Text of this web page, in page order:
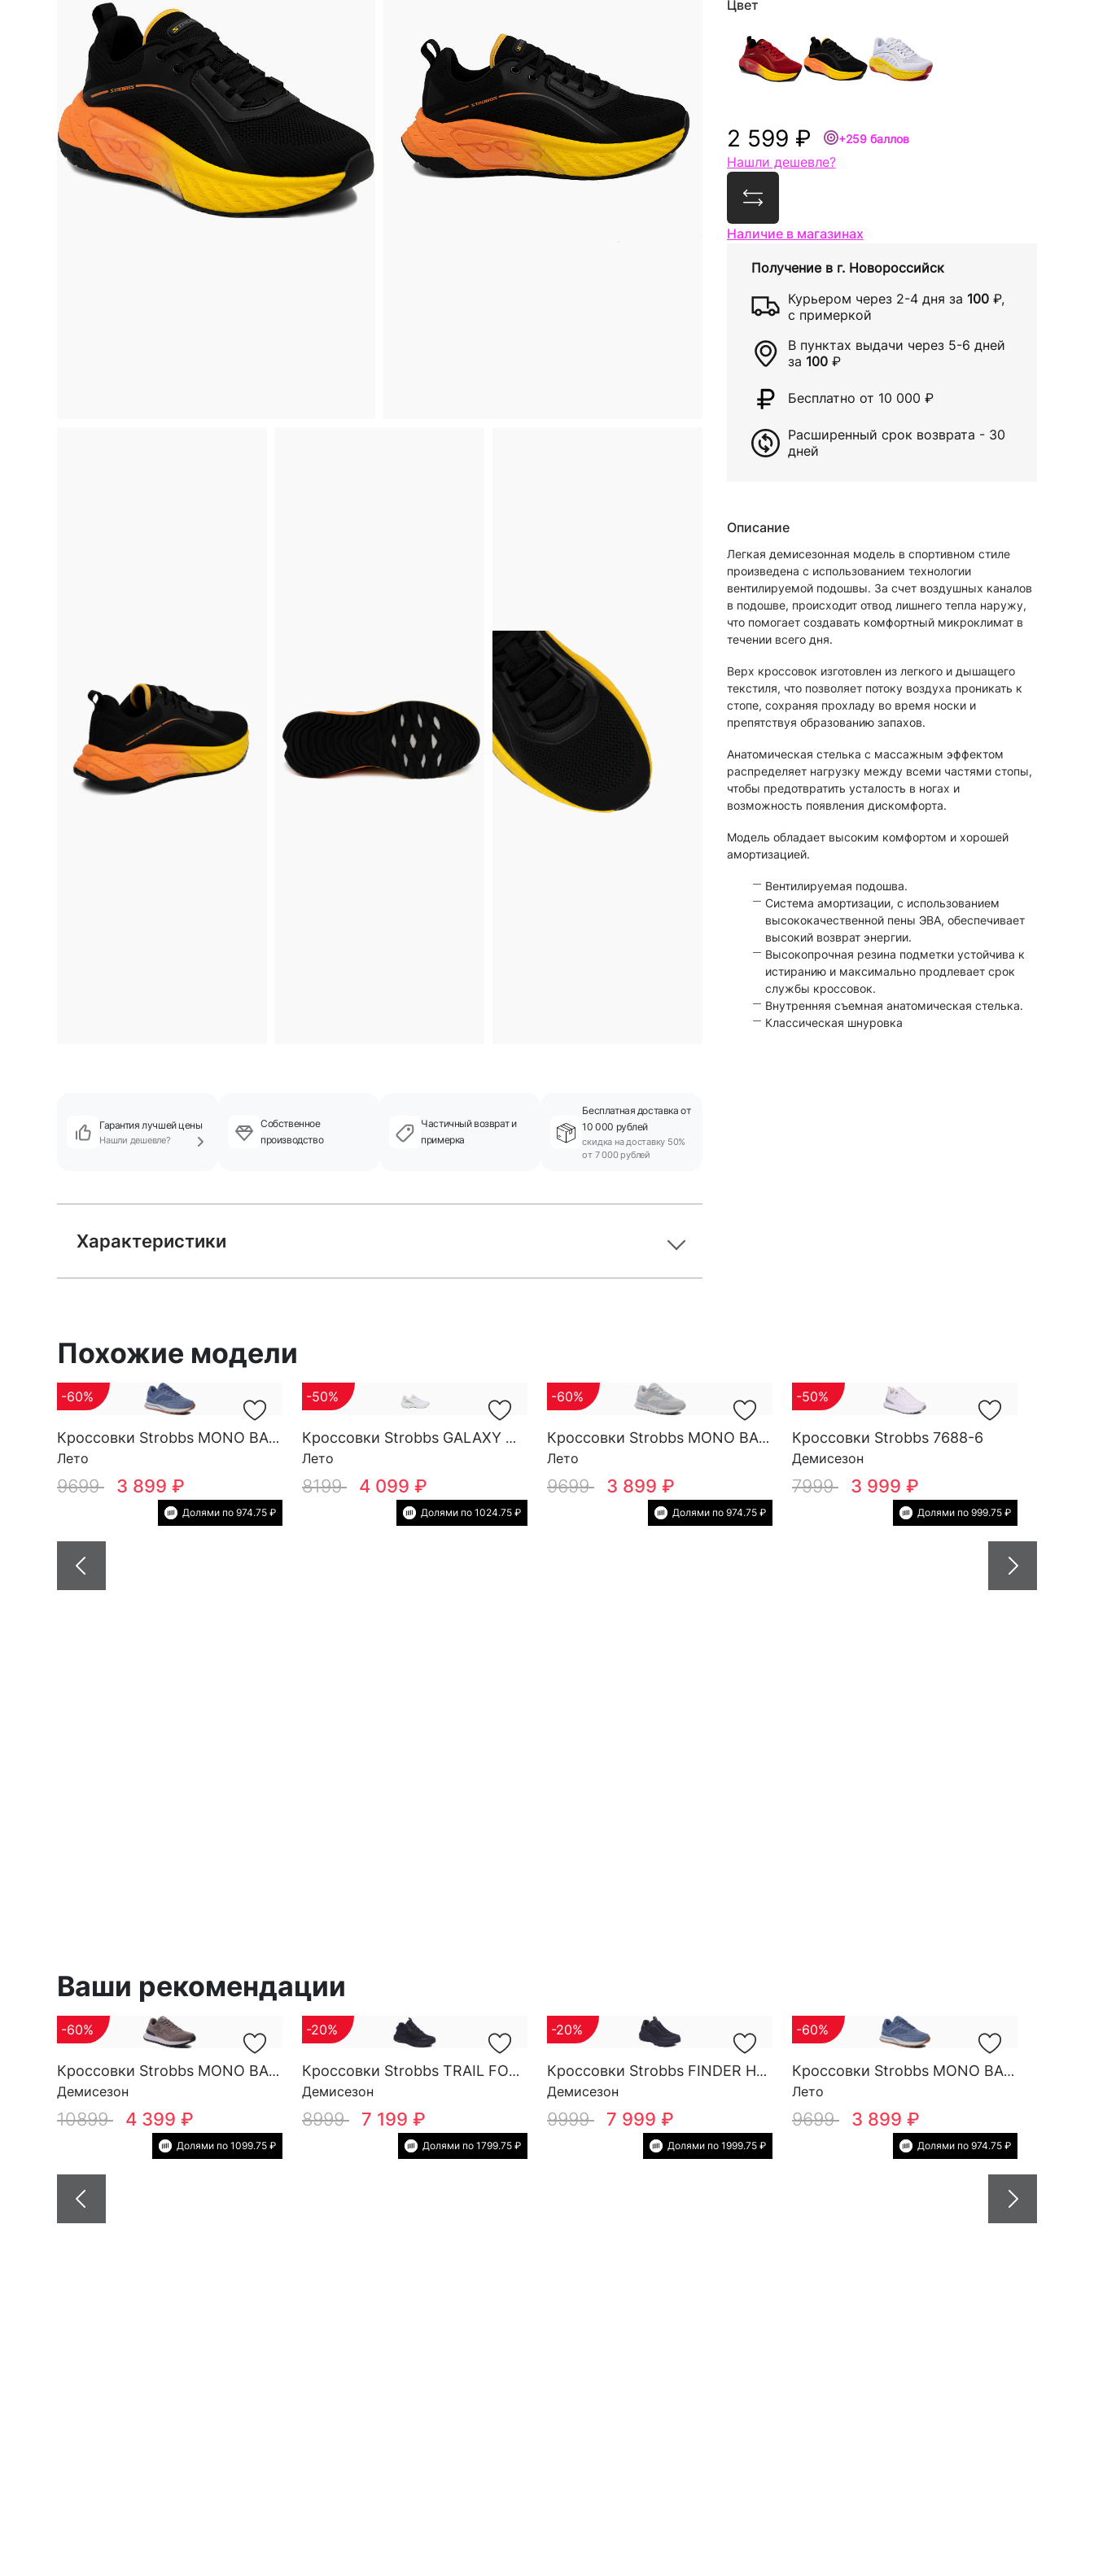
Цвет
2 599 ₽ +259 баллов
Нашли дешевле?
Сравнить
Наличие в магазинах
Получение в г. Новороссийск
Курьером через 2-4 дня за 100 ₽,
с примеркой
В пунктах выдачи через 5-6 дней
за 100 ₽
Бесплатно от 10 000 ₽
Расширенный срок возврата - 30
дней
Описание
Легкая демисезонная модель в спортивном стиле
произведена с использованием технологии
вентилируемой подошвы. За счет воздушных каналов
в подошве, происходит отвод лишнего тепла наружу,
что помогает создавать комфортный микроклимат в
течении всего дня.
Верх кроссовок изготовлен из легкого и дышащего
текстиля, что позволяет потоку воздуха проникать к
стопе, сохраняя прохладу во время носки и
препятствуя образованию запахов.
Анатомическая стелька с массажным эффектом
распределяет нагрузку между всеми частями стопы,
чтобы предотвратить усталость в ногах и
возможность появления дискомфорта.
Модель обладает высоким комфортом и хорошей
амортизацией.
Вентилируемая подошва.
Система амортизации, с использованием
высококачественной пены ЭВА, обеспечивает
высокий возврат энергии.
Высокопрочная резина подметки устойчива к
истиранию и максимально продлевает срок
службы кроссовок.
Внутренняя съемная анатомическая стелька.
Классическая шнуровка
Гарантия лучшей цены
Нашли дешевле?
Собственное
производство
Частичный возврат и
примерка
Бесплатная доставка от
10 000 рублей
скидка на доставку 50%
от 7 000 рублей
Характеристики
Похожие модели
Кроссовки Strobbs MONO BASE W 7552-5
Лето
-60%
9699 3 899 ₽
Долями по 974.75 ₽
Кроссовки Strobbs GALAXY W 7801-16
Лето
-50%
8199 4 099 ₽
Долями по 1024.75 ₽
Кроссовки Strobbs MONO BASE W 7552-16
Лето
-60%
9699 3 899 ₽
Долями по 974.75 ₽
Кроссовки Strobbs 7688-6
Демисезон
-50%
7999 3 999 ₽
Долями по 999.75 ₽
Ваши рекомендации
Кроссовки Strobbs MONO BASE M 3696-17
Демисезон
-60%
10899 4 399 ₽
Долями по 1099.75 ₽
Кроссовки Strobbs TRAIL FORCE YOW SG M 3818-3
Демисезон
-20%
8999 7 199 ₽
Долями по 1799.75 ₽
Кроссовки Strobbs FINDER HG M 3788-2
Демисезон
-20%
9999 7 999 ₽
Долями по 1999.75 ₽
Кроссовки Strobbs MONO BASE W 7552-5
Лето
-60%
9699 3 899 ₽
Долями по 974.75 ₽